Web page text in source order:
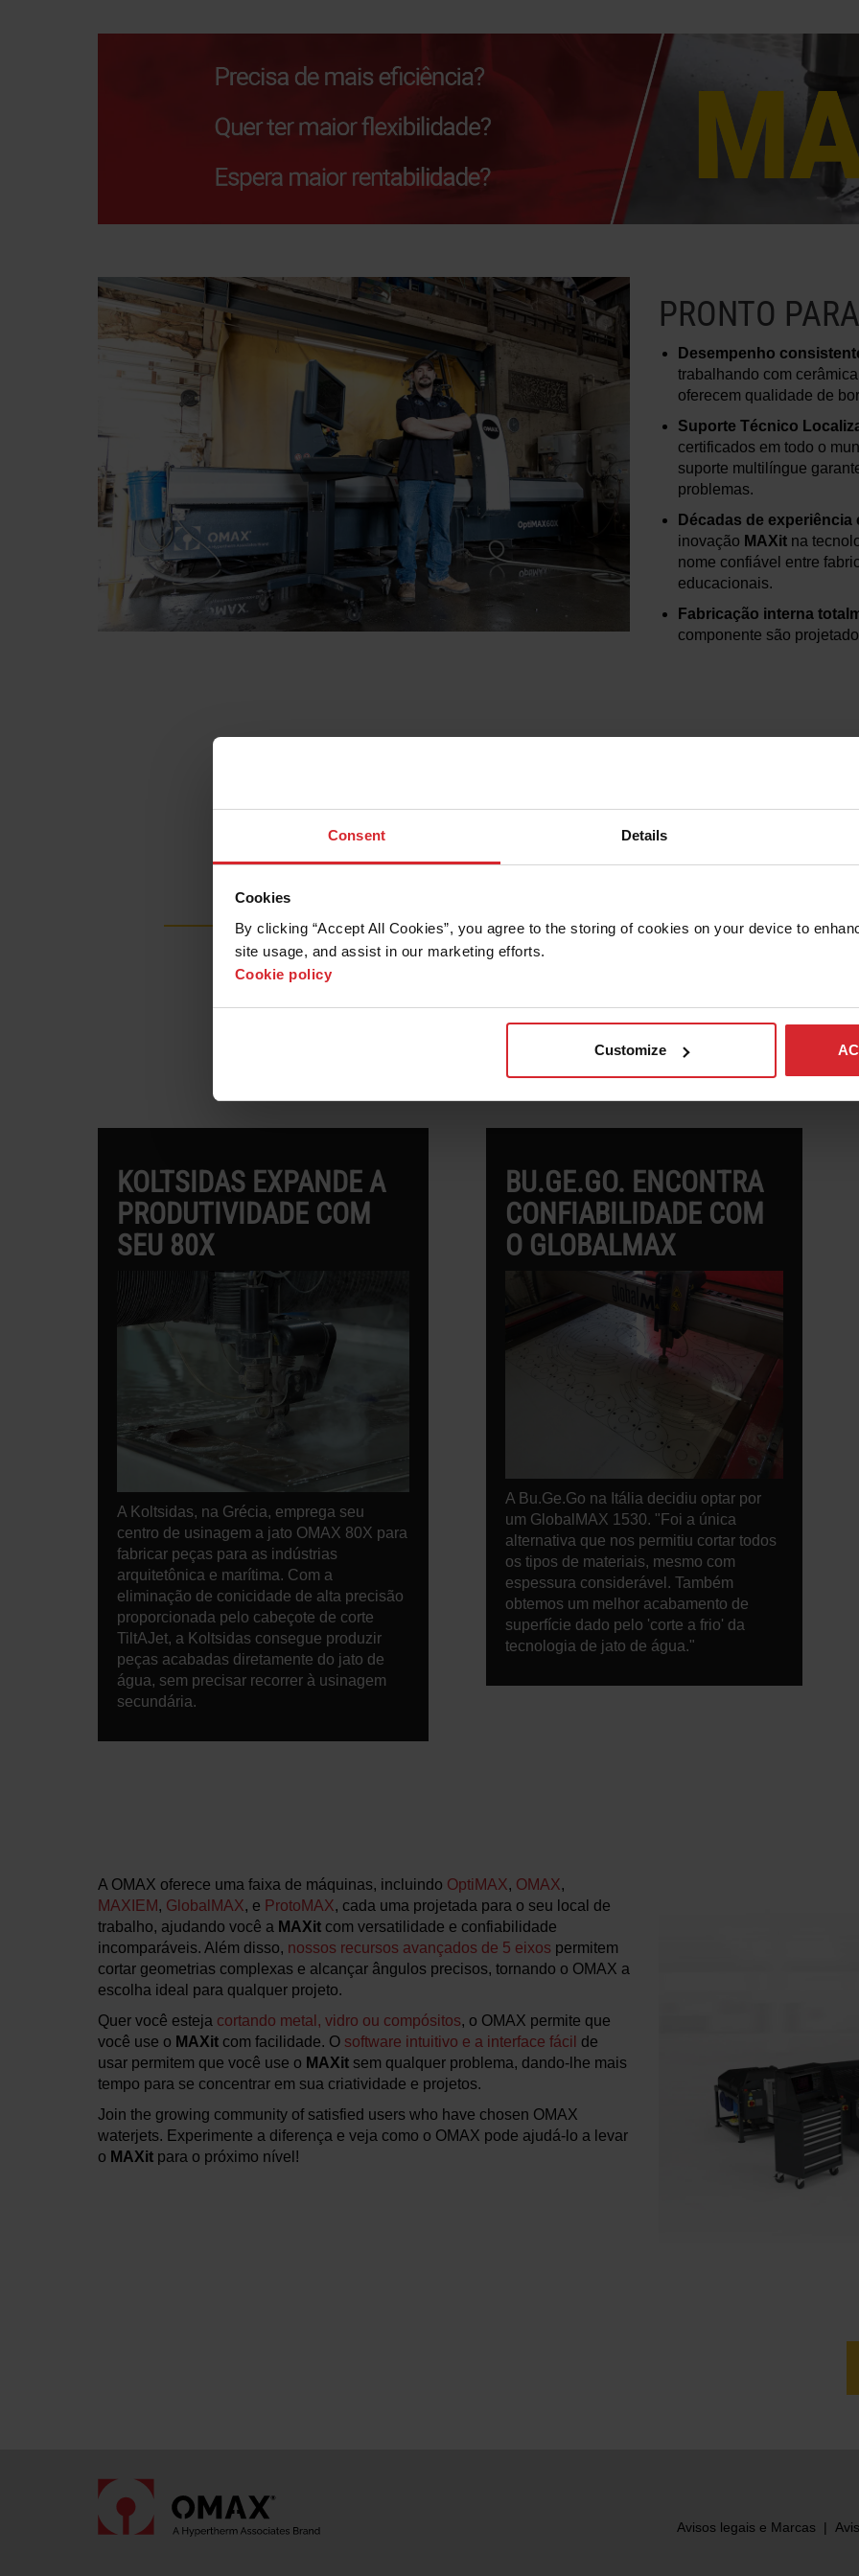
Consent Details
Cookies
By clicking “Accept All Cookies”, you agree to the storing of cookies on your device to
site usage, and assist in our marketing efforts.
Cookie policy
Customize
PRONTO
Desempenho
trabalhando com
oferecem qualidade de
Suporte Técnico
certificados em todo o
suporte multilíngue
problemas.
Décadas de experiência
inovação MAXit na
nome confiável entre
educacionais.
Fabricação interna
componente são
MAXIT EM AÇÃO - CLIENTES UTILIZANDO JATOS DE
KOLTSIDAS EXPANDE A
PRODUTIVIDADE COM
SEU 80X
A Koltsidas, na Grécia, emprega seu
centro de usinagem a jato OMAX 80X para
fabricar peças para as indústrias
arquitetônica e marítima. Com a
eliminação de conicidade de alta precisão
proporcionada pelo cabeçote de corte
TiltAJet, a Koltsidas consegue produzir
peças acabadas diretamente do jato de
água, sem precisar recorrer à usinagem
secundária.
BU.GE.GO. ENCONTRA
CONFIABILIDADE COM
O GLOBALMAX
A Bu.Ge.Go na Itália decidiu optar por
um GlobalMAX 1530. "Foi a única
alternativa que nos permitiu cortar todos
os tipos de materiais, mesmo com
espessura considerável. Também
obtemos um melhor acabamento de
superfície dado pelo 'corte a frio' da
tecnologia de jato de água."
A OMAX oferece uma faixa de máquinas, incluindo OptiMAX, OMAX,
MAXIEM, GlobalMAX, e ProtoMAX, cada uma projetada para o seu local de
trabalho, ajudando você a MAXit com versatilidade e confiabilidade
incomparáveis. Além disso, nossos recursos avançados de 5 eixos permitem
cortar geometrias complexas e alcançar ângulos precisos, tornando o OMAX a
escolha ideal para qualquer projeto.
Quer você esteja cortando metal, vidro ou compósitos, o OMAX permite que
você use o MAXit com facilidade. O software intuitivo e a interface fácil de
usar permitem que você use o MAXit sem qualquer problema, dando-lhe mais
tempo para se concentrar em sua criatividade e projetos.
Join the growing community of satisfied users who have chosen OMAX
waterjets. Experimente a diferença e veja como o OMAX pode ajudá-lo a levar
o MAXit para o próximo nível!
Avisos legais e Marcas
|